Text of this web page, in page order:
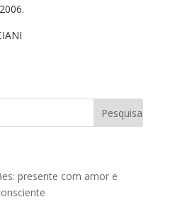
presente com amor e